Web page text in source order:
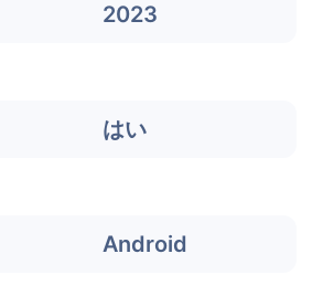
2023
はい
Android